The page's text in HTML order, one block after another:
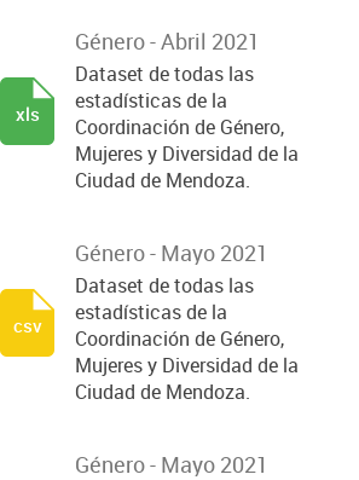
Género - Abril 2021
Dataset de todas las
estadísticas de la
Coordinación de Género,
Mujeres y Diversidad de la
Ciudad de Mendoza.
xls
Género - Mayo 2021
Dataset de todas las
estadísticas de la
Coordinación de Género,
Mujeres y Diversidad de la
Ciudad de Mendoza.
csv
Género - Mayo 2021